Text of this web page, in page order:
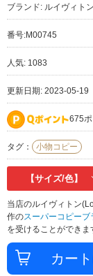
ブランド: ルイヴィト
番号:M00745
人気: 1083
更新日期: 2023-05-19
675ポ
タグ： 小物コピー
【サイズ/色】
当店のルイヴィトン
作のスーパーコピーブ
を受けることができま